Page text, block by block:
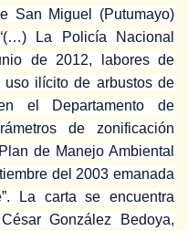
San Miguel (Putumayo)
La Policía Nacional
de 2012, labores de
ilícito de arbustos de
el Departamento de
de zonificación
de Manejo Ambiental
del 2003 emanada
La carta se encuentra
González Bedoya,